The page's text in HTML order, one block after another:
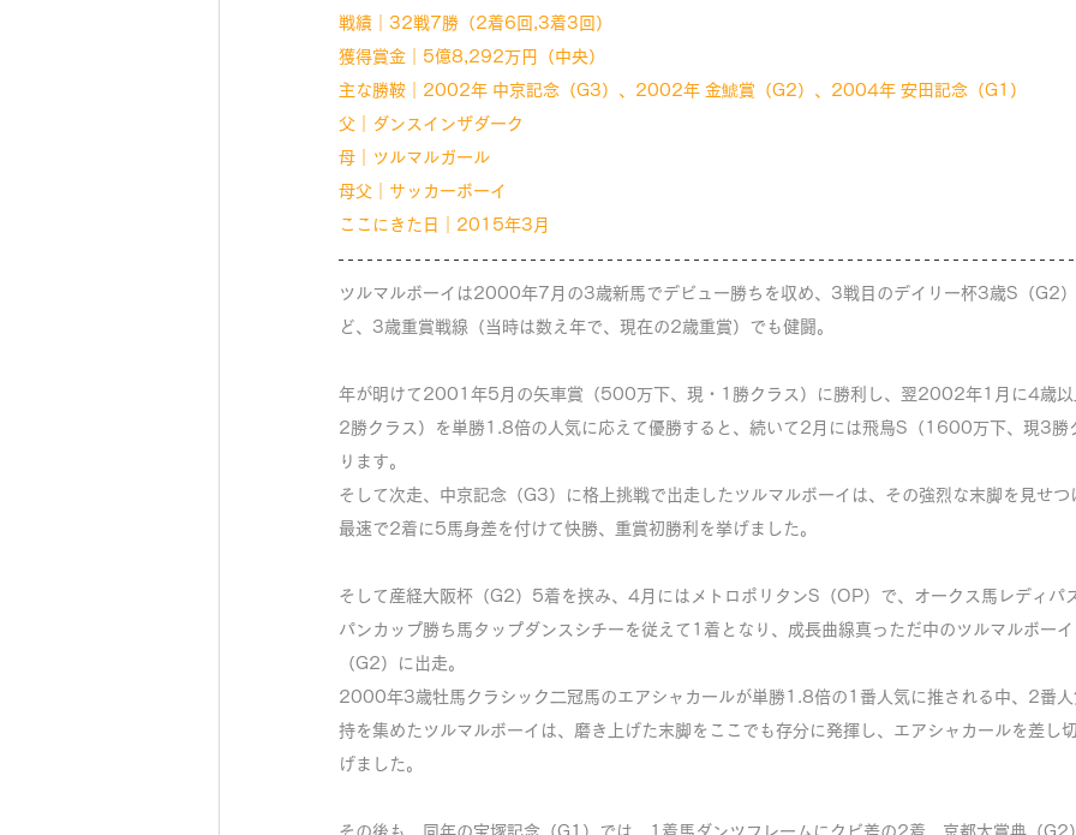
戦績｜32戦7勝（2着6回,3着3回）
獲得賞金｜5億8,292万円（中央）
主な勝鞍｜2002年 中京記念（G3）、2002年 金鯱賞（G2）、2004年 安田記念（G1）
父｜ダンスインザダーク
母｜ツルマルガール
母父｜サッカーボーイ
ここにきた日｜2015年3月
ツルマルボーイは2000年7月の3歳新馬でデビュー勝ちを収め、3戦目のデイリー杯3歳S（G2
ど、3歳重賞戦線（当時は数え年で、現在の2歳重賞）でも健闘。
年が明けて2001年5月の矢車賞（500万下、現・1勝クラス）に勝利し、翌2002年1月に4歳
2勝クラス）を単勝1.8倍の人気に応えて優勝すると、続いて2月には飛鳥S（1600万下、現3勝
ります。
そして次走、中京記念（G3）に格上挑戦で出走したツルマルボーイは、その強烈な末脚を見せつ
最速で2着に5馬身差を付けて快勝、重賞初勝利を挙げました。
そして産経大阪杯（G2）5着を挟み、4月にはメトロポリタンS（OP）で、オークス馬レディパ
パンカップ勝ち馬タップダンスシチーを従えて1着となり、成長曲線真っただ中のツルマルボー
（G2）に出走。
2000年3歳牡馬クラシック二冠馬のエアシャカールが単勝1.8倍の1番人気に推される中、2番
持を集めたツルマルボーイは、磨き上げた末脚をここでも存分に発揮し、エアシャカールを差し
げました。
その後も、同年の宝塚記念（G1）では、1着馬ダンツフレームにクビ差の2着、京都大賞典（G2